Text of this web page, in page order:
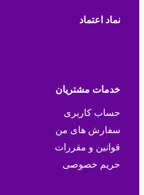
نماد اعتماد
خدمات مشتریان
حساب کاربری
سفارش های من
قوانین و مقررات
حریم خصوصی